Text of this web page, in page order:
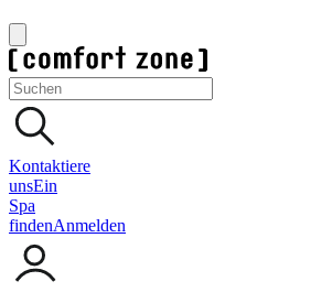
Kontaktiere
unsEin
Spa
findenAnmelden